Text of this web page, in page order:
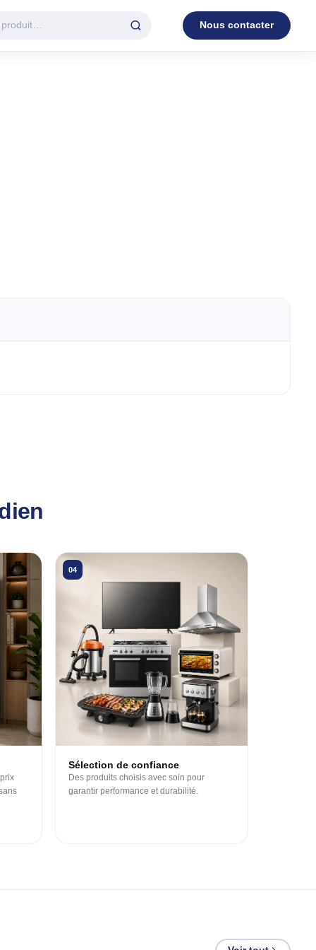
Nous contacter
04
Sélection de confiance
Des produits choisis avec soin pour
garantir performance et durabilité.